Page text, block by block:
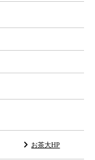
お茶大HP